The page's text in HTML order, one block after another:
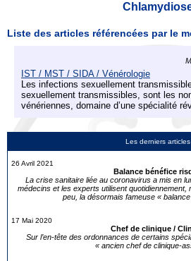
Les derniers articles
26 Avril 2021
Balance bénéfice
La crise sanitaire liée au coronavirus a mis en
médecins et les experts utilisent quotidiennement,
peu, la désormais fameuse «
17 Mai 2020
Chef de clinique /
Sur l’en-tête des ordonnances de certains
« ancien chef de clinique-
Liste des articles référencées par le
IST / MST / SIDA / Vénérologie
Les infections sexuellement
sexuellement transmissibles, sont les
vénériennes, domaine d’une spécialité